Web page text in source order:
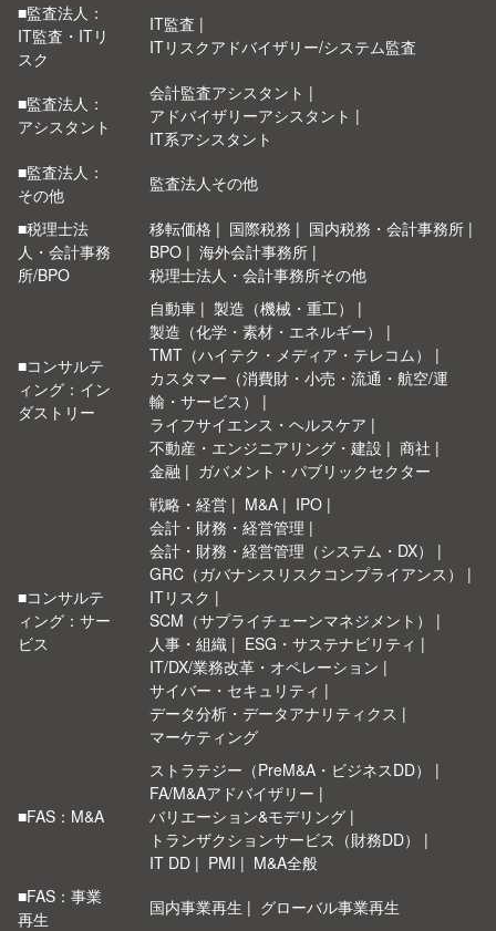
■監査法人：
IT監査・ITリ
スク
IT監査
ITリスクアドバイザリー/システム監査
■監査法人：
アシスタント
会計監査アシスタント
アドバイザリーアシスタント
IT系アシスタント
■監査法人：
その他
監査法人その他
■税理士法
人・会計事務
所/BPO
移転価格 国際税務
国内税務・会計事務所
BPO
海外会計事務所
税理士法人・会計事務所その他
■コンサルテ
ィング：イン
ダストリー
自動車
製造（機械・重工）
製造（化学・素材・エネルギー）
TMT（ハイテク・メディア・テレコム）
カスタマー（消費財・小売・流通・航空/運
輸・サービス）
ライフサイエンス・ヘルスケア
不動産・エンジニアリング・建設
商社
金融
ガバメント・パブリックセクター
■コンサルテ
ィング：サー
ビス
戦略・経営 M&A
IPO
会計・財務・経営管理
会計・財務・経営管理（システム・DX）
GRC（ガバナンスリスクコンプライアンス）
ITリスク
SCM（サプライチェーンマネジメント）
人事・組織
ESG・サステナビリティ
IT/DX/業務改革・オペレーション
サイバー・セキュリティ
データ分析・データアナリティクス
マーケティング
■FAS：M&A
ストラテジー（PreM&A・ビジネスDD）
FA/M&Aアドバイザリー
バリエーション&モデリング
トランザクションサービス（財務DD）
IT DD
PMI
M&A全般
■FAS：事業
再生
国内事業再生 グローバル事業再生